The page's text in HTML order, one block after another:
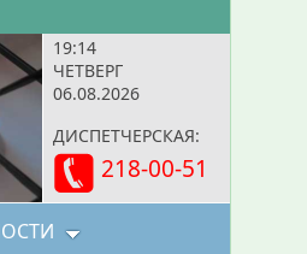
19:15
ЧЕТВЕРГ
06.08.2026
ДИСПЕТЧЕРСКАЯ:
218-00-51